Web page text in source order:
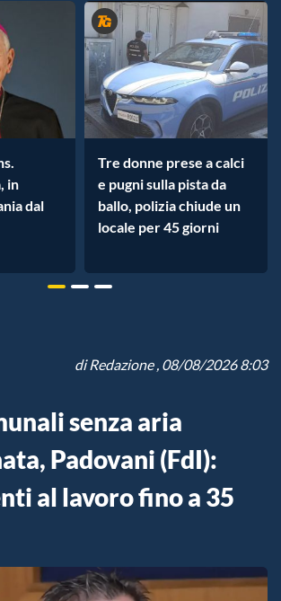
in
dal
Tre donne prese a calci
e pugni sulla pista da
ballo, polizia chiude un
locale per 45 giorni
diRedazione, 08/08/2026 8:03
senza aria
Padovani (FdI):
al lavoro fino a 35